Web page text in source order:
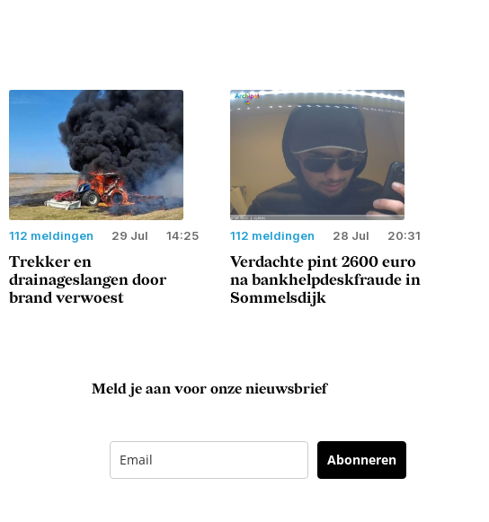
112 meldingen 29 Jul 14:25
Trekker en
drainageslangen door
brand verwoest
112 meldingen 28 Jul 20:31
Verdachte pint 2600 euro
na bankhelpdeskfraude in
Sommelsdijk
Meld je aan voor onze nieuwsbrief
Abonneren